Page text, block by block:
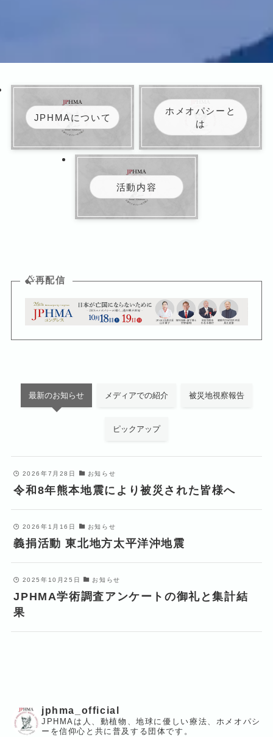
JPHMAについて
ホメオパシーと
は
活動内容
再配信
最新のお知らせ メディアでの紹介 被災地視察報告
ピックアップ
2026年7月28日 お知らせ
令和8年熊本地震により被災された皆様へ
2026年1月16日 お知らせ
義捐活動 東北地方太平洋沖地震
2025年10月25日 お知らせ
JPHMA学術調査アンケートの御礼と集計結
果
jphma_official
JPHMAは人、動植物、地球に優しい療法、ホメオパシ
ーを信仰心と共に普及する団体です。